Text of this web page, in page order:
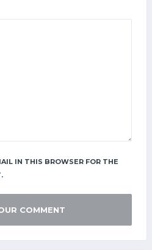
IN THIS BROWSER FOR THE